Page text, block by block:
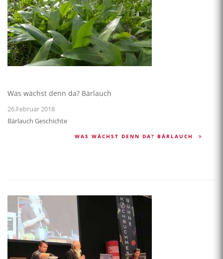
Was wächst denn da? Bärlauch
26.Februar 2018
Bärlauch Geschichte
WAS WÄCHST DENN DA? BÄRLAUCH